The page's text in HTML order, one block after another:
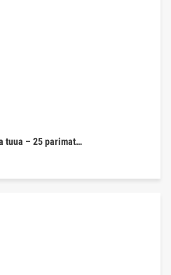
tuua – 25 parimat…